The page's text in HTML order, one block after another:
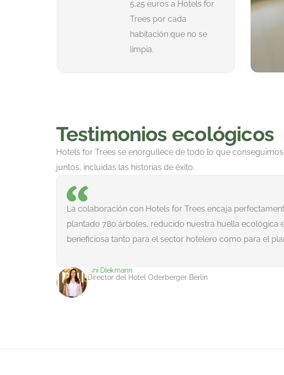
5,25 euros a Hotels for
Trees por cada
habitación que no se
limpia.
Testimonios ecológicos
Hotels for Trees se enorgullece de todo lo que conseguimos
juntos, incluidas las historias de éxito.
La colaboración con Hotels for Trees encaja
plantado 780 árboles, reducido nuestra huella ecológica
beneficiosa tanto para el sector hotelero como para el
Tini Diekmann
Director del Hotel Oderberger Berlin